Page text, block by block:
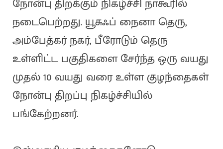
நோன்பு திறக்கும் நிகழ்ச்சி நாகூரில்
நடைபெற்றது. யூசுஃப் நைனா தெரு,
அம்பேத்கர் நகர், பீரோடும் தெரு
உள்ளிட்ட பகுதிகளை சேர்ந்த ஒரு வயது
முதல் 10 வயது வரை உள்ள குழந்தைகள்
நோன்பு திறப்பு நிகழ்ச்சியில்
பங்கேற்றனர்.